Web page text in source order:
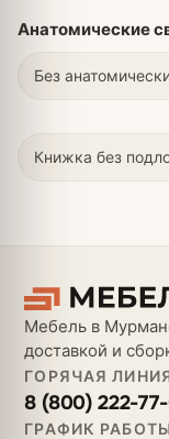
Анатомические
Без
Книжка без
Мебель в
доставкой и
ГОРЯЧАЯ
8 (800) 222-
ГРАФИК